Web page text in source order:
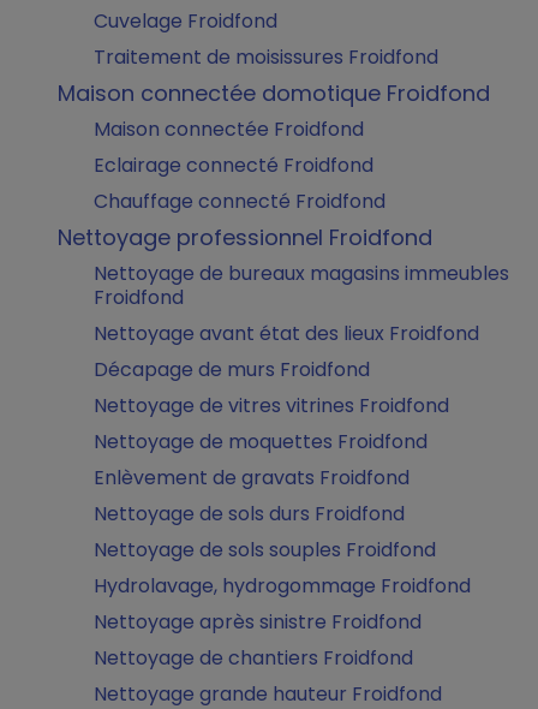
Cuvelage Froidfond
Traitement de moisissures Froidfond
Maison connectée domotique Froidfond
Maison connectée Froidfond
Eclairage connecté Froidfond
Chauffage connecté Froidfond
Nettoyage professionnel Froidfond
Nettoyage de bureaux magasins immeubles
Froidfond
Nettoyage avant état des lieux Froidfond
Décapage de murs Froidfond
Nettoyage de vitres vitrines Froidfond
Nettoyage de moquettes Froidfond
Enlèvement de gravats Froidfond
Nettoyage de sols durs Froidfond
Nettoyage de sols souples Froidfond
Hydrolavage, hydrogommage Froidfond
Nettoyage après sinistre Froidfond
Nettoyage de chantiers Froidfond
Nettoyage grande hauteur Froidfond